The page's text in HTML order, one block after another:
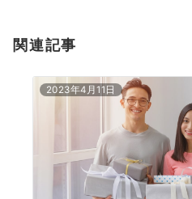
関連記事
2023年4月11日